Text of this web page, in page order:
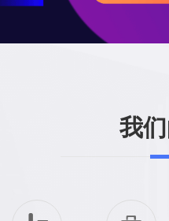
售卖商品权限
我